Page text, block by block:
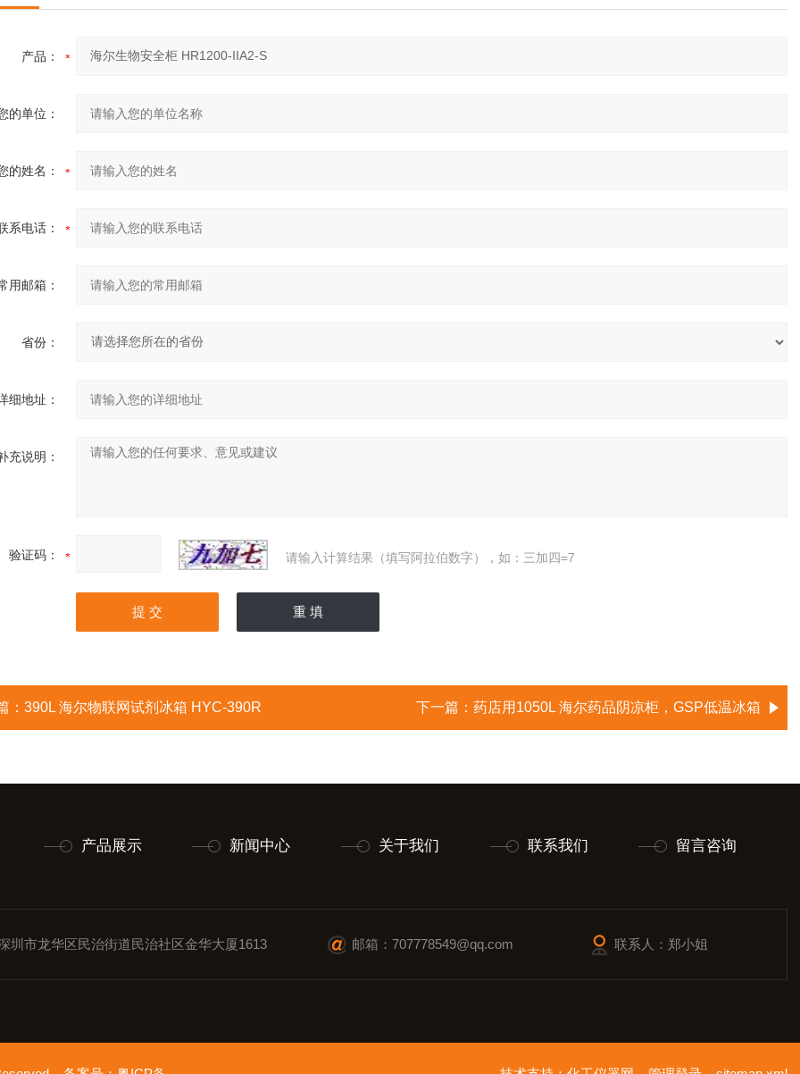
产品：
的单位：
的姓名：
系电话：
用邮箱：
省份：
细地址：
充说明：
验证码： 请输入计算结果（填写阿拉伯数字），如：三加四=7
： 390L 海尔物联网试剂冰箱 HYC-390R 下一篇： 药店用1050L 海尔药品阴凉柜，GSP低温冰箱
产品展示 新闻中心 关于我们 联系我们 留言咨询
圳市龙华区民治街道民治社区金华大厦1613 邮箱：707778549@qq.com 联系人：郑小姐